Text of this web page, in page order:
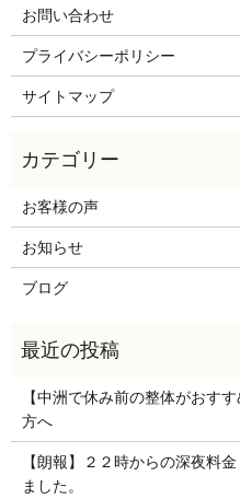
お問い合わせ
プライバシーポリシー
サイトマップ
お客様の声
お知らせ
ブログ
【中洲で休み前の整体がおす
方へ
【朗報】２２時からの深夜料
ました。